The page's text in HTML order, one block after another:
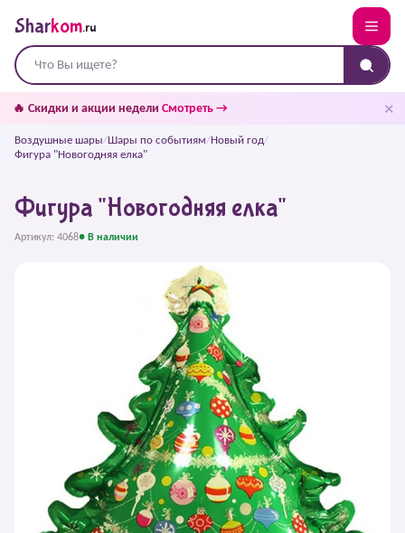
Sharkom.ru
🔥 Скидки и акции недели Смотреть → ✕
Воздушные шары/Шары по событиям/Новый год/
Фигура "Новогодняя елка"
Фигура "Новогодняя елка"
Артикул: 4068● В наличии